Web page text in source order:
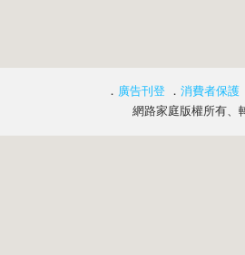
． 廣告刊登 ． 消費者保護
網路家庭版權所有、